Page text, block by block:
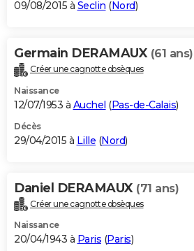
09/08/2015 à Seclin (Nord)
Germain DERAMAUX (61 ans)
Créer une cagnotte obsèques
Naissance
12/07/1953 à Auchel (Pas-de-Calais)
Décès
29/04/2015 à Lille (Nord)
Daniel DERAMAUX (71 ans)
Créer une cagnotte obsèques
Naissance
20/04/1943 à Paris (Paris)